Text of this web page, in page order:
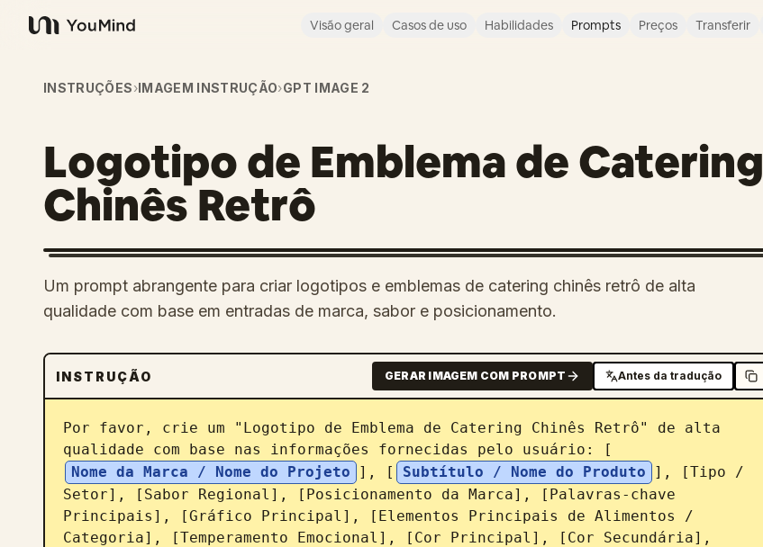
YouMind
Visão geral Casos de uso Habilidades Prompts Preços Transferir
INSTRUÇÕES›IMAGEM INSTRUÇÃO›GPT IMAGE 2
Logotipo de Emblema de Catering
Chinês Retrô
Um prompt abrangente para criar logotipos e emblemas de catering chinês retrô de alta
qualidade com base em entradas de marca, sabor e posicionamento.
INSTRUÇÃO GERAR IMAGEM COM PROMPT Antes da tradução
Por favor, crie um "Logotipo de Emblema de Catering Chinês Retrô" de alta
qualidade com base nas informações fornecidas pelo usuário: [
Nome da Marca / Nome do Projeto
], [ Subtítulo / Nome do Produto
], [Tipo /
Setor], [Sabor Regional], [Posicionamento da Marca], [Palavras-chave
Principais], [Gráfico Principal], [Elementos Principais de Alimentos /
Categoria], [Temperamento Emocional], [Cor Principal], [Cor Secundária],